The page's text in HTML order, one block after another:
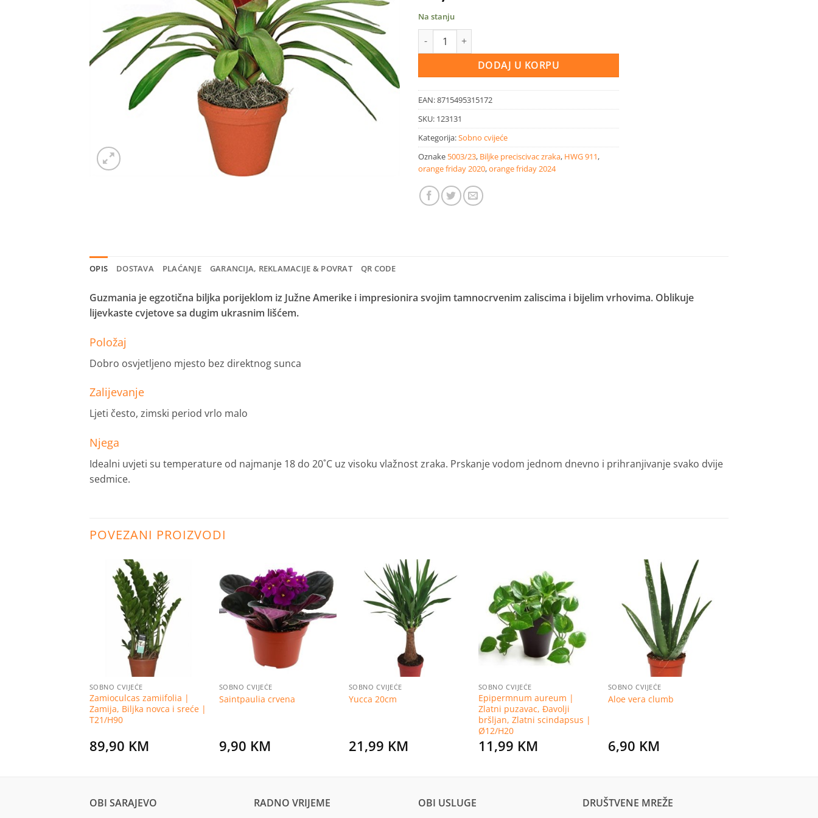
Na stanju
Guzmania El Cope | Guzmania, Bromelia | T12/H40 količina
DODAJ U KORPU
EAN:8715495315172
SKU: 123131
Kategorija:Sobno cvijeće
Oznake 5003/23, Biljke preciscivac zraka, HWG 911,
orange friday 2020,orange friday 2024
OPIS DOSTAVA PLAĆANJE GARANCIJA, REKLAMACIJE & POVRAT QR CODE
Guzmania je egzotična biljka porijeklom iz Južne Amerike i impresionira svojim tamnocrvenim zaliscima i bijelim vrhovima. Oblikuje
lijevkaste cvjetove sa dugim ukrasnim lišćem.
Položaj
Dobro osvjetljeno mjesto bez direktnog sunca
Zalijevanje
Ljeti često, zimski period vrlo malo
Njega
Idealni uvjeti su temperature od najmanje 18 do 20˚C uz visoku vlažnost zraka. Prskanje vodom jednom dnevno i prihranjivanje svako dvije
sedmice.
POVEZANI PROIZVODI
SOBNO CVIJEĆE
Zamioculcas zamiifolia |
Zamija, Biljka novca i sreće |
T21/H90
89,90 KM
Dodaj
na
listu
želja
SOBNO CVIJEĆE
Saintpaulia crvena
9,90 KM
na
SOBNO CVIJEĆE
Yucca 20cm
21,99 KM
na
listu
želja
SOBNO CVIJEĆE
Epipermnum aureum |
Zlatni puzavac, Đavolji
bršljan, Zlatni scindapsus |
Ø12/H20
11,99 KM
na
listu
želja
SOBNO CVIJEĆE
Aloe vera clumb
6,90 KM
OBI SARAJEVO RADNO VRIJEME OBI USLUGE DRUŠTVENE MREŽE